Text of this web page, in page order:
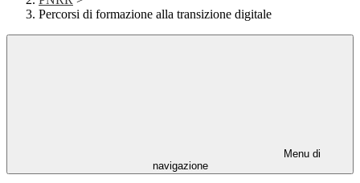
Percorsi di formazione alla transizione digitale
Menu di
navigazione